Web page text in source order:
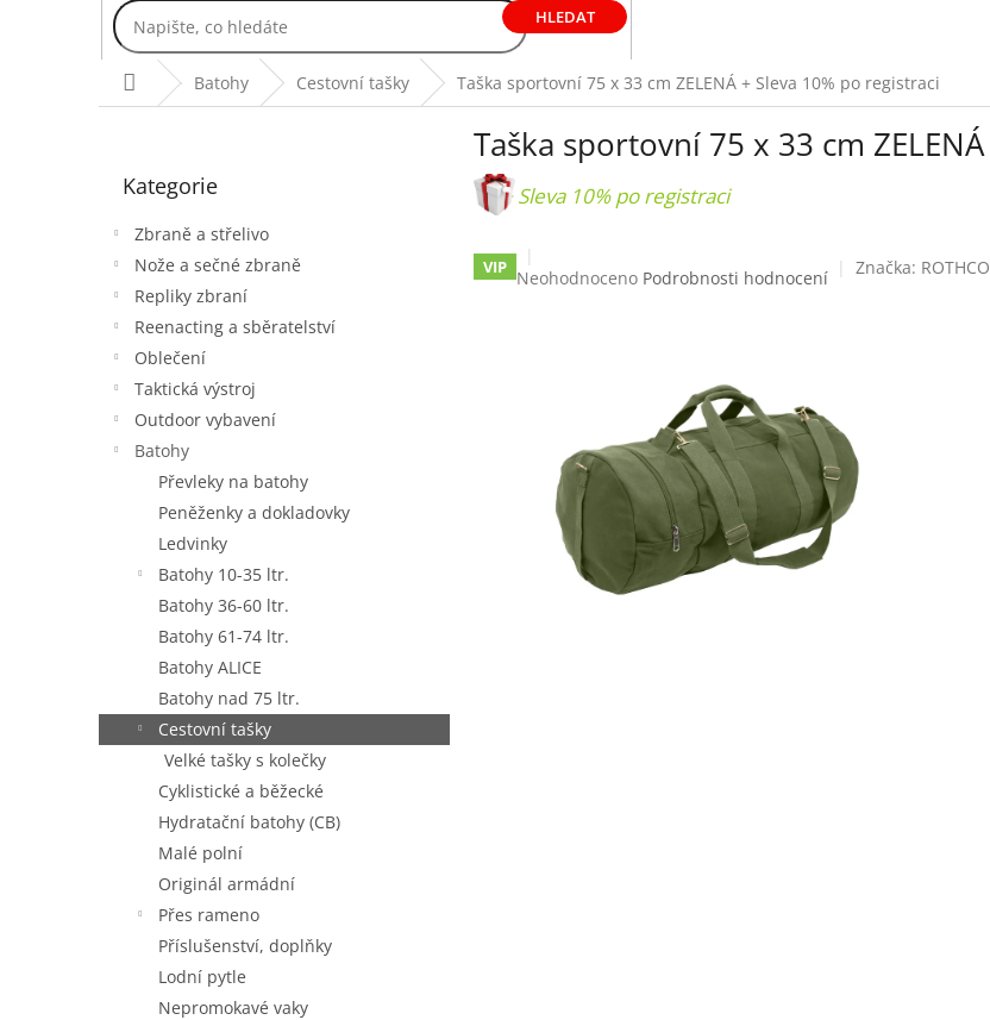
HLEDAT
Domů Batohy Cestovní tašky Taška sportovní 75 x 33 cm ZELENÁ + Sleva 10% po registraci
kategorie
Kategorie
Zbraně a střelivo
Nože a sečné zbraně
Repliky zbraní
Reenacting a sběratelství
Oblečení
Taktická výstroj
Outdoor vybavení
Batohy
Převleky na batohy
Peněženky a dokladovky
Ledvinky
Batohy 10-35 ltr.
Batohy 36-60 ltr.
Batohy 61-74 ltr.
Batohy ALICE
Batohy nad 75 ltr.
Cestovní tašky
Velké tašky s kolečky
Cyklistické a běžecké
Hydratační batohy (CB)
Malé polní
Originál armádní
Přes rameno
Příslušenství, doplňky
Lodní pytle
Nepromokavé vaky
Taška sportovní 75 x 33 cm ZELENÁ
+ Sleva 10% po registraci
VIP Průměrné
Neohodnoceno Podrobnosti hodnocení Značka: ROTHCO